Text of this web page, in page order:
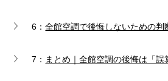
6：全館空調で後悔しないための判
7： まとめ｜全館空調の後悔は「誤